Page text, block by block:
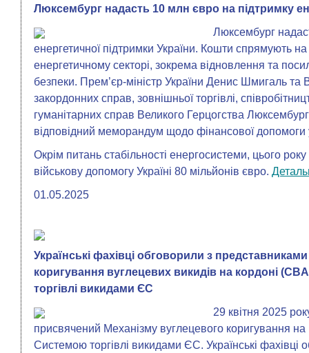
Люксембург надасть 10 млн євро на підтримку
Люксембург
енергетичної підтримки України. Кошти спрямують на
енергетичному секторі, зокрема відновлення та
безпеки. Прем’єр-міністр України Денис Шмигаль та
закордонних справ, зовнішньої торгівлі,
гуманітарних справ Великого Герцогства
відповідний меморандум щодо фінансової допомоги
Окрім питань стабільності енергосистеми, цього
військову допомогу Україні 80 мільйонів євро.
01.05.2025
Українські фахівці обговорили з
коригування вуглецевих викидів на кордоні
торгівлі викидами ЄС
29 квітня 2025
присвячений Механізму вуглецевого коригування на
Системою торгівлі викидами ЄС. Українські фахівці